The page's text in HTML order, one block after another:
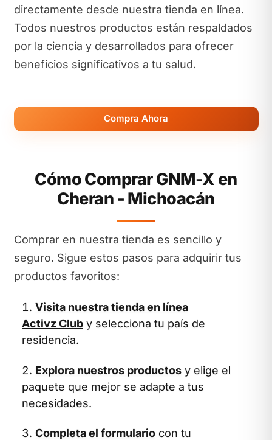
directamente desde nuestra tienda en línea.
Todos nuestros productos están respaldados
por la ciencia y desarrollados para ofrecer
beneficios significativos a tu salud.
Compra Ahora
Cómo Comprar GNM-X en
Cheran - Michoacán
Comprar en nuestra tienda es sencillo y
seguro. Sigue estos pasos para adquirir tus
productos favoritos:
Visita nuestra tienda en línea
Activz Club y selecciona tu país de
residencia.
Explora nuestros productos y elige el
paquete que mejor se adapte a tus
necesidades.
Completa el formulario con tu